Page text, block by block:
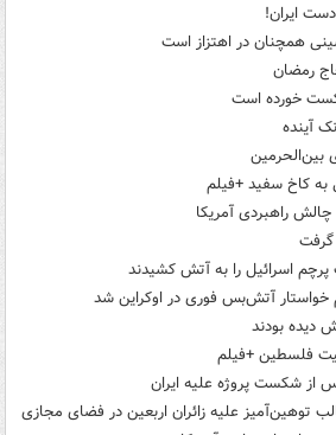
ایران!
همچنان در اهتزاز است
رمضان
خورده است
آینده
به کاخ سفید +فیلم
راهبردی آمریکا
گرفت
اسرائیل را به آتش کشیدند
خواستار آتش‌بس فوری در اوکراین شد
دیده بودند
فلسطین +فیلم
از شکست پروژه علیه ایران
توهین‌آمیز علیه زائران اربعین در فضای مجازی